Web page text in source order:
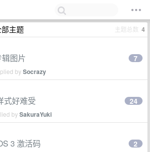
主题 主题总数 4
图片
bySocrazy
7
式好难受
bySakuraYuki
24
3 激活码 2